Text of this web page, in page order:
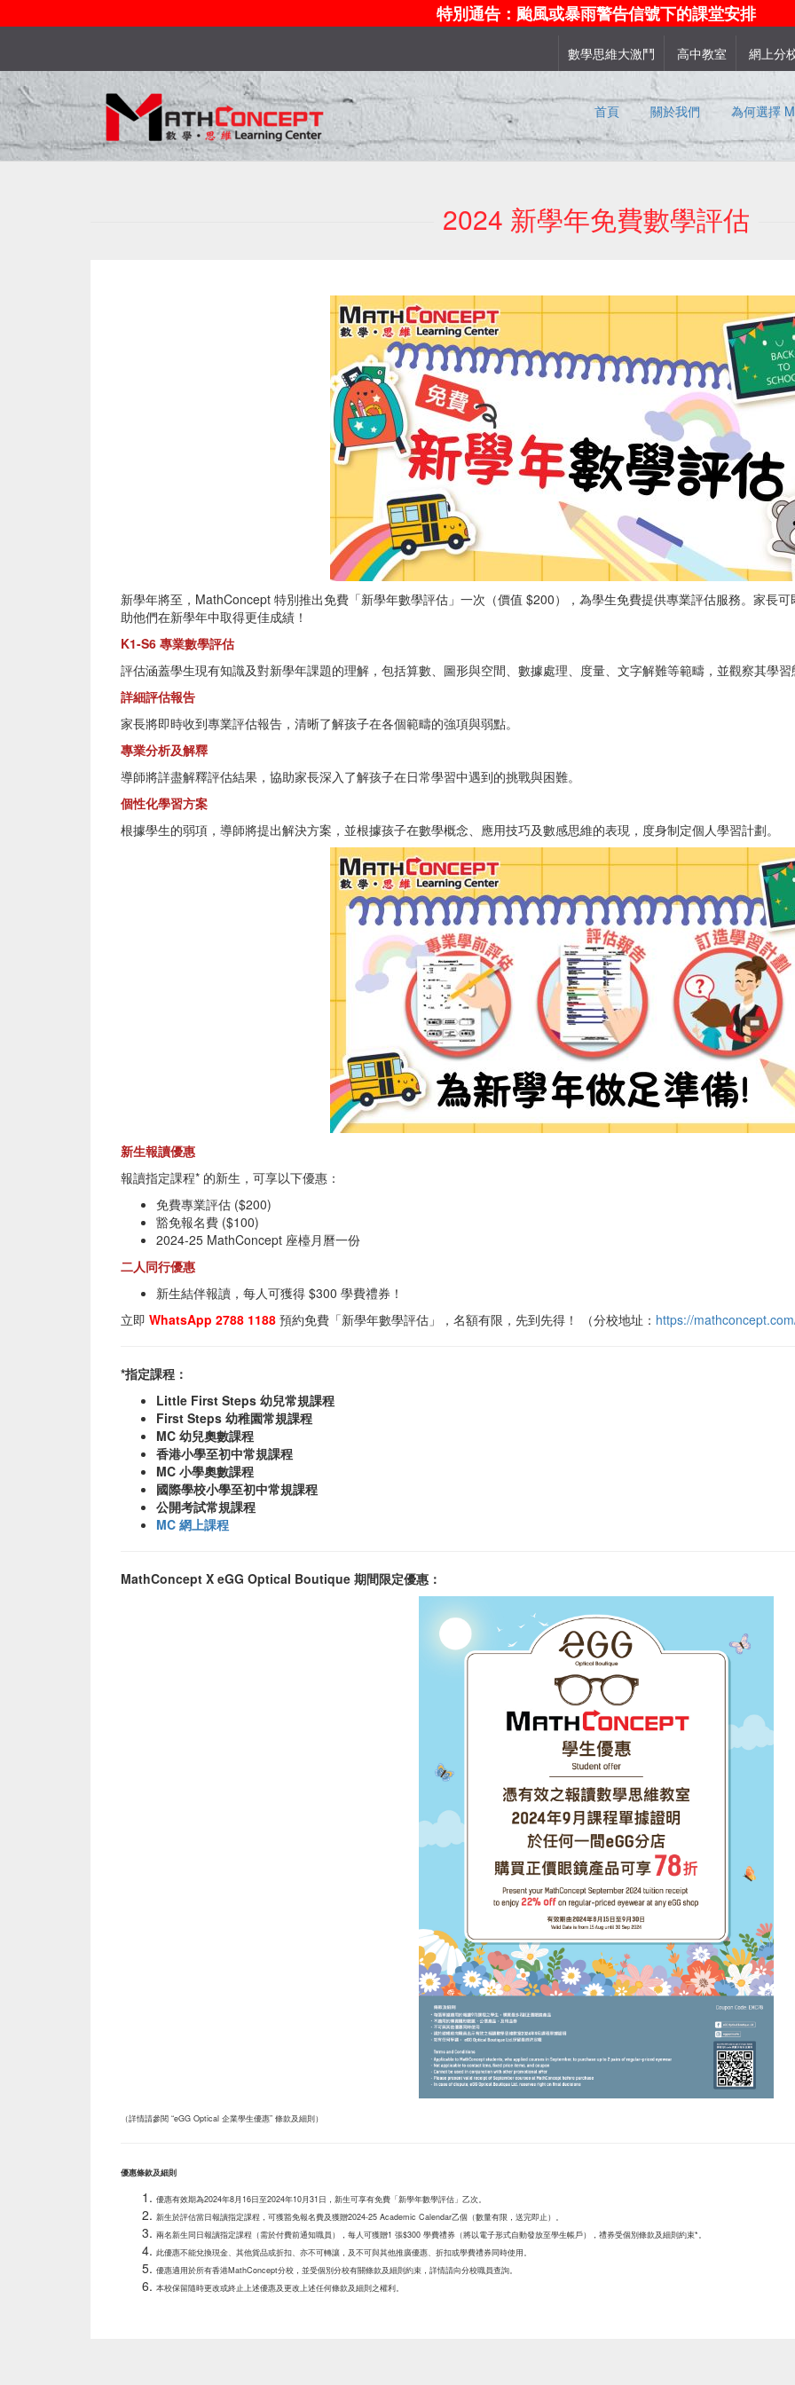
特別通告：颱風或暴雨警告信號下的課堂安排
數學思維大激鬥 高中教室 網上分
首頁 關於我們 為何選擇
2024 新學年免費數學評估
新學年將至，MathConcept 特別推出免費「新學年數學評估」一次（價值 $200），為學生免費提供專業評估服務。家長
助他們在新學年中取得更佳成績！
K1-S6 專業數學評估
評估涵蓋學生現有知識及對新學年課題的理解，包括算數、圖形與空間、數據處理、度量、文字解難等範疇，並觀察其學習
詳細評估報告
家長將即時收到專業評估報告，清晰了解孩子在各個範疇的強項與弱點。
專業分析及解釋
導師將詳盡解釋評估結果，協助家長深入了解孩子在日常學習中遇到的挑戰與困難。
個性化學習方案
根據學生的弱項，導師將提出解決方案，並根據孩子在數學概念、應用技巧及數感思維的表現，度身制定個人學習計劃。
新生報讀優惠
報讀指定課程* 的新生，可享以下優惠：
免費專業評估 ($200)
豁免報名費 ($100)
2024-25 MathConcept 座檯月曆一份
二人同行優惠
新生結伴報讀，每人可獲得 $300 學費禮券！
立即 WhatsApp 2788 1188 預約免費「新學年數學評估」，名額有限，先到先得！ （分校地址： https://
*指定課程：
Little First Steps幼兒常規課程
First Steps幼稚園常規課程
MC幼兒奧數課程
香港小學至初中常規課程
MC 小學奧數課程
國際學校小學至初中常規課程
公開考試常規課程
MC 網上課程
MathConcept X eGG Optical Boutique 期間限定優惠：
（詳情請參閱 “eGG Optical 企業學生優惠” 條款及細則）
優惠條款及細則
優惠有效期為2024年8月16日至2024年10月31日，新生可享有免費「新學年數學評估」乙次。
新生於評估當日報讀指定課程，可獲豁免報名費及獲贈2024-25 Academic Calendar乙個（數量有限，送完即止）。
兩名新生同日報讀指定課程（需於付費前通知職員），每人可獲贈1 張$300 學費禮券（將以電子形式自動發放至學生帳戶），禮券受個別條款及細則約束*。
此優惠不能兌換現金、其他貨品或折扣、亦不可轉讓，及不可與其他推廣優惠、折扣或學費禮券同時使用。
優惠適用於所有香港MathConcept分校，並受個別分校有關條款及細則約束，詳情請向分校職員查詢。
本校保留隨時更改或終止上述優惠及更改上述任何條款及細則之權利。